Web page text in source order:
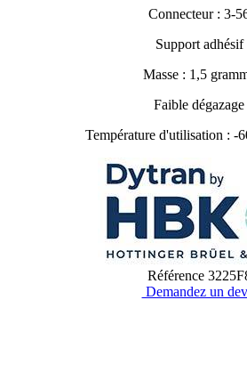
Connecteur : 3-
Support adhésif
Masse : 1,5
Faible dégazage
Température d'utilisation : -
Référence
Demandez un